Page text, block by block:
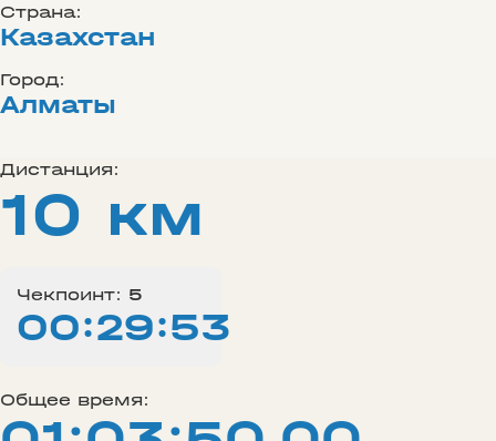
Страна:
Казахстан
Город:
Алматы
Дистанция:
10 км
Чекпоинт: 5
00:29:53
Общее время: